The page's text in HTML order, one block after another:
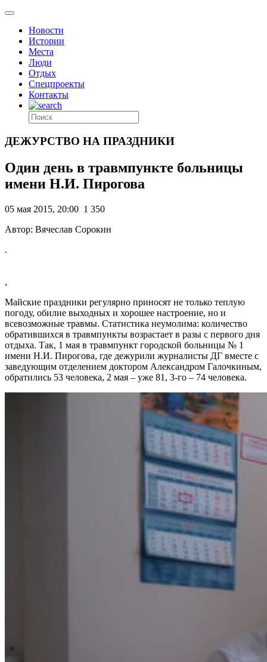
Новости
Истории
Места
Люди
Отдых
Спецпроекты
Контакты
ДЕЖУРСТВО НА ПРАЗДНИКИ
Один день в травмпункте больницы
имени Н.И. Пирогова
05 мая 2015, 20:00 1 350
Автор: Вячеслав Сорокин
.
,
Майские праздники регулярно приносят не только теплую
погоду, обилие выходных и хорошее настроение, но и
всевозможные травмы. Статистика неумолима: количество
обратившихся в травмпункты возрастает в разы с первого дня
отдыха. Так, 1 мая в травмпункт городской больницы № 1
имени Н.И. Пирогова, где дежурили журналисты ДГ вместе с
заведующим отделением доктором Александром Галочкиным,
обратились 53 человека, 2 мая – уже 81, 3-го – 74 человека.